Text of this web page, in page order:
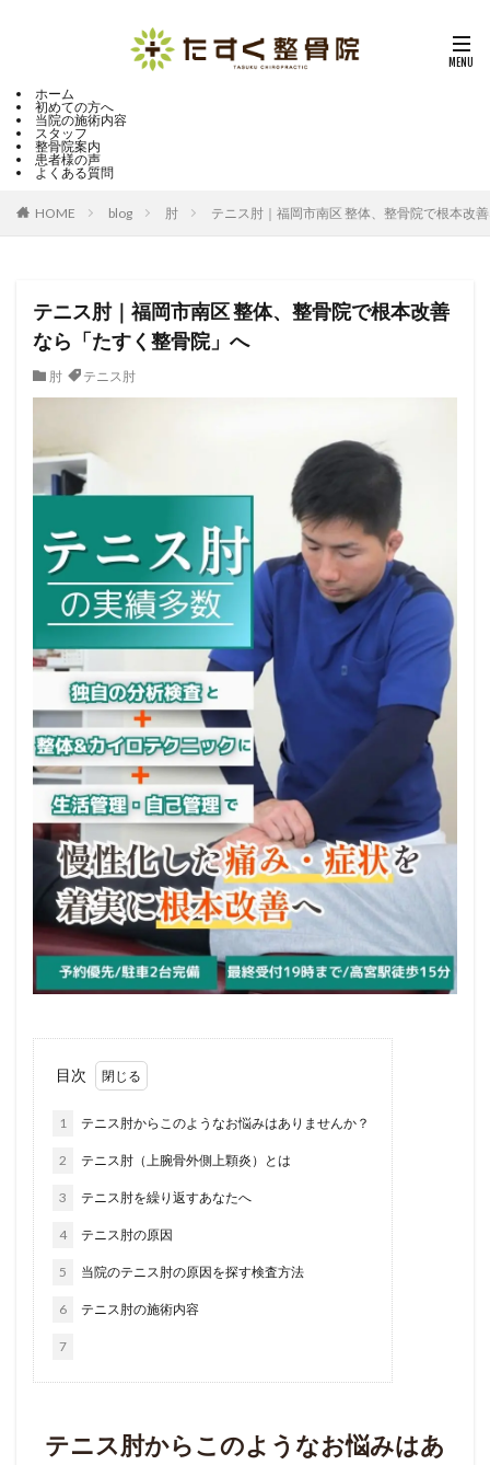
ホーム
初めての方へ
当院の施術内容
スタッフ
整骨院案内
患者様の声
よくある質問
HOME blog 肘 テニス肘｜福岡市南区 整体、整骨院で根本改
テニス肘｜福岡市南区 整体、整骨院で根本改善
なら「たすく整骨院」へ
肘 テニス肘
目次
1 テニス肘からこのようなお悩みはありませんか？
2 テニス肘（上腕骨外側上顆炎）とは
3 テニス肘を繰り返すあなたへ
4 テニス肘の原因
5 当院のテニス肘の原因を探す検査方法
6 テニス肘の施術内容
7
テニス肘からこのようなお悩みはあ